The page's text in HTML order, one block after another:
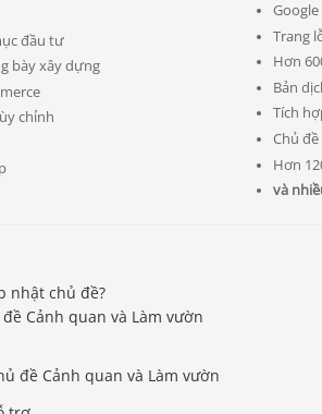
đầu tư
bày xây dựng
chỉnh
Trang
Hơn
Bản
Tích
Chủ đề
Hơn
và
nhật chủ đề?
Cảnh quan và Làm vườn
đề Cảnh quan và Làm vườn